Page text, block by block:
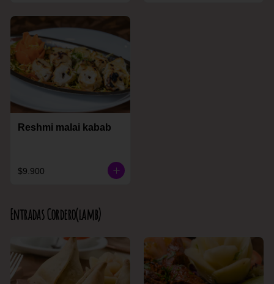
Reshmi malai kabab
$9.900
Entradas Cordero(lamb)